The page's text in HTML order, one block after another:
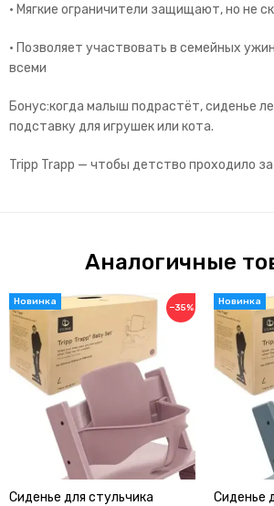
• Мягкие ограничители защищают, но не
• Позволяет участвовать в семейных
всеми
Бонус:когда малыш подрастёт, сиденье
подставку для игрушек или кота.
Tripp Trapp — чтобы детство проходило
Аналогичные
−35%
Сиденье для стульчика
Сиденье